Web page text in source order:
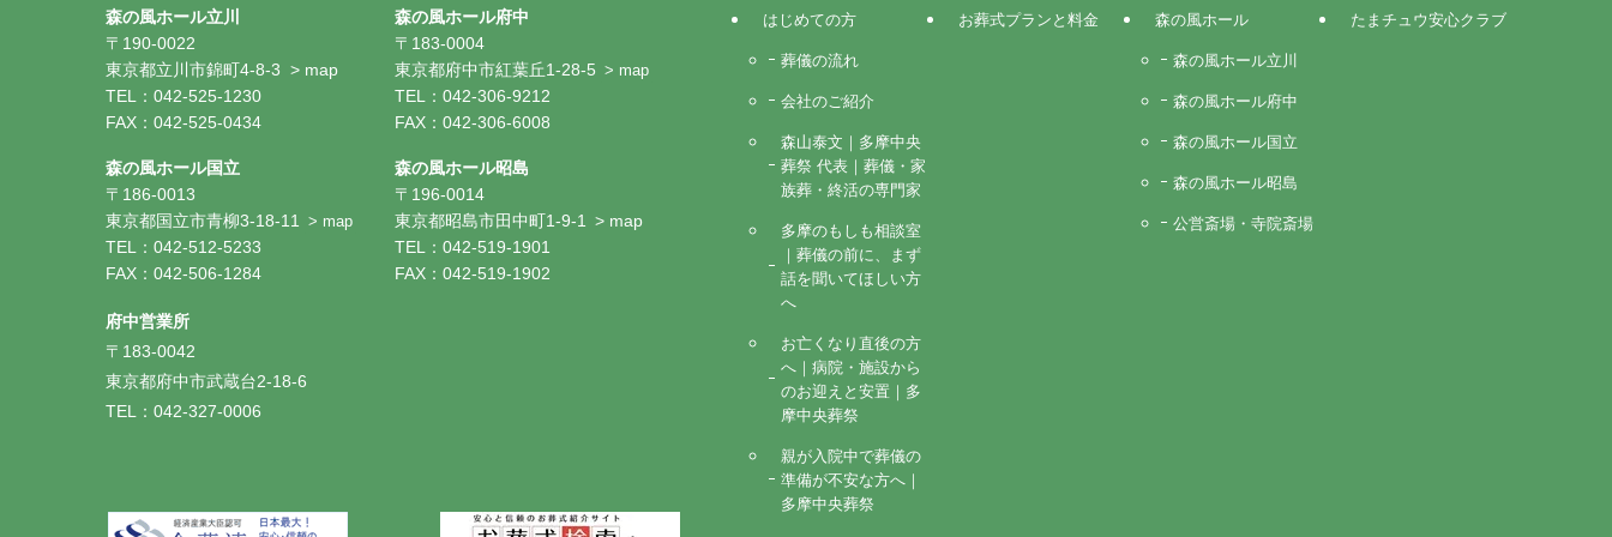
森の風ホール立川
〒190-0022
東京都立川市錦町4-8-3 > map
TEL：042-525-1230
FAX：042-525-0434
森の風ホール国立
〒186-0013
東京都国立市青柳3-18-11
> map
TEL：042-512-5233
FAX：042-506-1284
府中営業所
〒183-0042
東京都府中市武蔵台2-18-6
TEL：042-327-0006
森の風ホール府中
〒183-0004
東京都府中市紅葉丘1-28-5 > map
TEL：042-306-9212
FAX：042-306-6008
森の風ホール昭島
〒196-0014
東京都昭島市田中町1-9-1
> map
TEL：042-519-1901
FAX：042-519-1902
はじめての方
葬儀の流れ
会社のご紹介
森山泰文｜多摩中央
葬祭 代表｜葬儀・家
族葬・終活の専門家
多摩のもしも相談室
｜葬儀の前に、まず
話を聞いてほしい方
へ
お亡くなり直後の方
へ｜病院・施設から
のお迎えと安置｜多
摩中央葬祭
親が入院中で葬儀の
準備が不安な方へ｜
多摩中央葬祭
お葬式プランと料金 森の風ホール
森の風ホール立川
森の風ホール府中
森の風ホール国立
森の風ホール昭島
公営斎場・寺院斎場
たまチュウ安心クラブ